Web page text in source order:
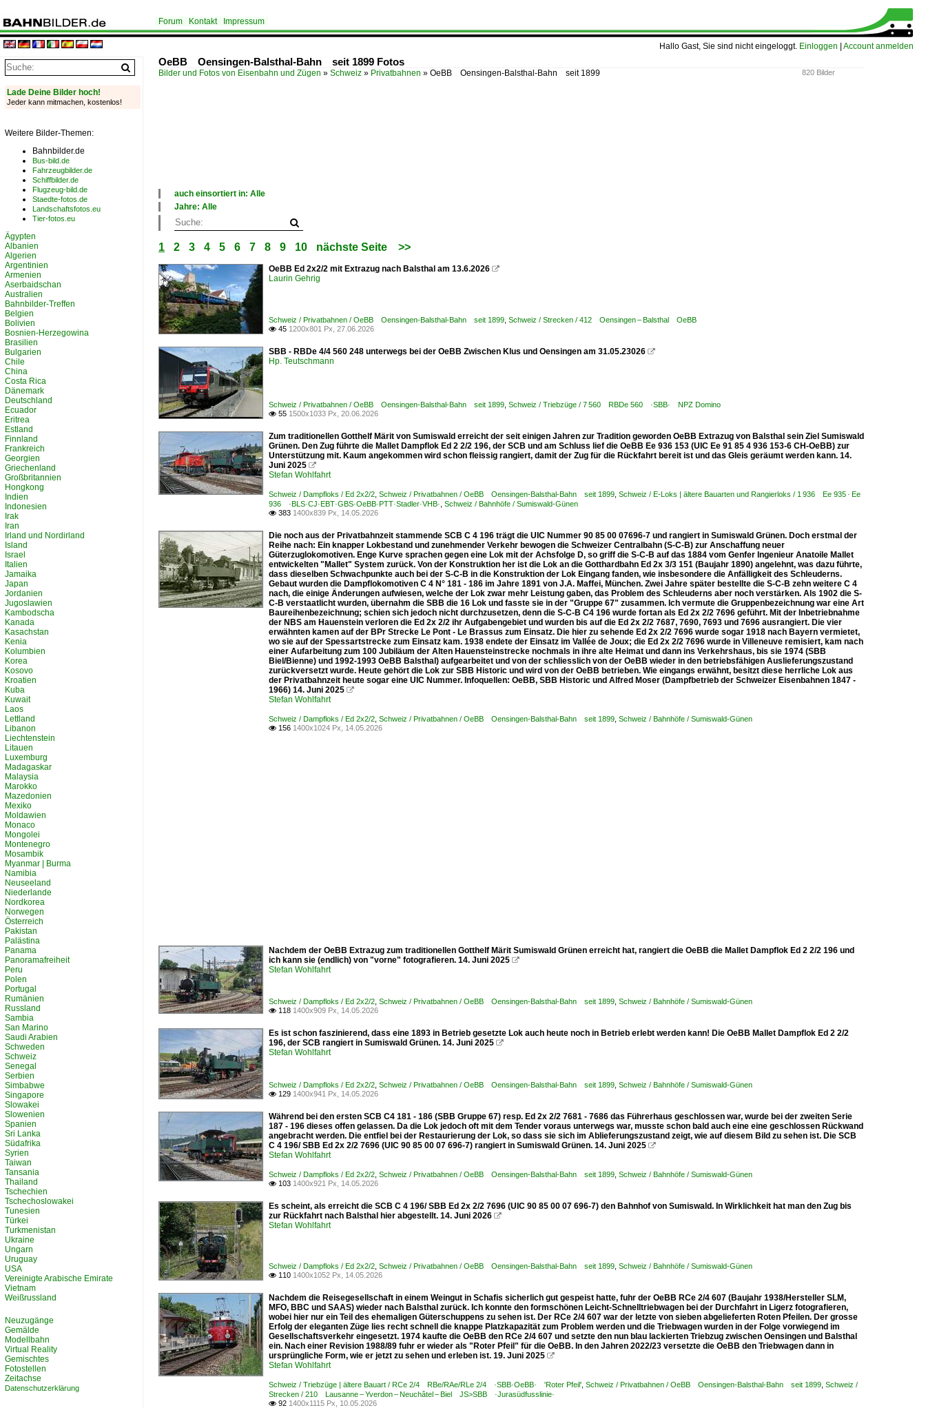
Hallo Gast, Sie sind nicht eingeloggt. Einloggen Account anmelden
Forum Kontakt Impressum
OeBB Oensingen-Balsthal-Bahn seit 1899 Fotos
820 Bilder
Bilder und Fotos von Eisenbahn und Zügen » Schweiz » Privatbahnen » OeBB Oensingen-Balsthal-Bahn seit 1899
auch einsortiert in: Alle
Deutschland
Schweiz
Jahre: Alle
Alle Jahre
1980
2000
2010
2020
1 2 3 4 5 6 7 8 9 10 nächste Seite >>
OeBB Ed 2x2/2 mit Extrazug nach Balsthal am 13.6.2026 
Laurin Gehrig
Schweiz / Privatbahnen / OeBB Oensingen-Balsthal-Bahn seit 1899 Schweiz / Strecken / 412 Oensingen – Balsthal OeBB
 45 1200x801 Px, 27.06.2026
SBB - RBDe 4/4 560 248 unterwegs bei der OeBB Zwischen Klus und Oensingen am 31.05.23026 
Hp. Teutschmann
Schweiz / Privatbahnen / OeBB Oensingen-Balsthal-Bahn seit 1899 Schweiz / Triebzüge / 7 560 RBDe 560 ·SBB· NPZ Domino
 55 1500x1033 Px, 20.06.2026
Zum traditionellen Gotthelf Märit von Sumiswald erreicht der seit einigen Jahren zur Tradition geworden OeBB Extrazug von Balsthal sein Ziel Sumiswald
Grünen. Den Zug führte die Mallet Dampflok Ed 2 2/2 196, der SCB und am Schluss lief die OeBB Ee 936 153 (UIC Ee 91 85 4 936 153-6 CH-OeBB) zur
Unterstützung mit. Kaum angekommen wird schon fleissig rangiert, damit der Zug für die Rückfahrt bereit ist und das Gleis geräumt werden kann. 14.
Juni 2025 
Stefan Wohlfahrt
Schweiz / Dampfloks / Ed 2x2/2 Schweiz / Privatbahnen / OeBB Oensingen-Balsthal-Bahn seit 1899 Schweiz / E-Loks | ältere Bauarten und Rangierloks / 1 936 Ee 935 · Ee
936 ·BLS·CJ·EBT·GBS·OeBB·PTT·Stadler·VHB· Schweiz / Bahnhöfe / Sumiswald-Günen
 383 1400x839 Px, 14.05.2026
Die noch aus der Privatbahnzeit stammende SCB C 4 196 trägt die UIC Nummer 90 85 00 07696-7 und rangiert in Sumiswald Grünen. Doch erstmal der
Reihe nach: Ein knapper Lokbestand und zunehmender Verkehr bewogen die Schweizer Centralbahn (S-C-B) zur Anschaffung neuer
Güterzuglokomotiven. Enge Kurve sprachen gegen eine Lok mit der Achsfolge D, so griff die S-C-B auf das 1884 vom Genfer Ingenieur Anatoile Mallet
entwickelten "Mallet" System zurück. Von der Konstruktion her ist die Lok an die Gotthardbahn Ed 2x 3/3 151 (Baujahr 1890) angelehnt, was dazu führte,
dass dieselben Schwachpunkte auch bei der S-C-B in die Konstruktion der Lok Eingang fanden, wie insbesondere die Anfälligkeit des Schleuderns.
Gebaut wurden die Dampflokomotiven C 4 N° 181 - 186 im Jahre 1891 von J.A. Maffei, München. Zwei Jahre später bestellte die S-C-B zehn weitere C 4
nach, die einige Änderungen aufwiesen, welche der Lok zwar mehr Leistung gaben, das Problem des Schleuderns aber noch verstärken. Als 1902 die S-
C-B verstaatlicht wurden, übernahm die SBB die 16 Lok und fasste sie in der "Gruppe 67" zusammen. Ich vermute die Gruppenbezeichnung war eine Art
Baureihenbezeichnung; schien sich jedoch nicht durchzusetzen, denn die S-C-B C4 196 wurde fortan als Ed 2x 2/2 7696 geführt. Mit der Inbetriebnahme
der NBS am Hauenstein verloren die Ed 2x 2/2 ihr Aufgabengebiet und wurden bis auf die Ed 2x 2/2 7687, 7690, 7693 und 7696 ausrangiert. Die vier
erwähnten kamen auf der BPr Strecke Le Pont - Le Brassus zum Einsatz. Die hier zu sehende Ed 2x 2/2 7696 wurde sogar 1918 nach Bayern vermietet,
wo sie auf der Spessartstrecke zum Einsatz kam. 1938 endete der Einsatz im Vallée de Joux; die Ed 2x 2/2 7696 wurde in Villeneuve remisiert, kam nach
einer Aufarbeitung zum 100 Jubiläum der Alten Hauensteinstrecke nochmals in ihre alte Heimat und dann ins Verkehrshaus, bis sie 1974 (SBB
Biel/Bienne) und 1992-1993 OeBB Balsthal) aufgearbeitet und von der schliesslich von der OeBB wieder in den betriebsfähigen Auslieferungszustand
zurückversetzt wurde. Heute gehört die Lok zur SBB Historic und wird von der OeBB betrieben. Wie eingangs erwähnt, besitzt diese herrliche Lok aus
der Privatbahnzeit heute sogar eine UIC Nummer. Infoquellen: OeBB, SBB Historic und Alfred Moser (Dampfbetrieb der Schweizer Eisenbahnen 1847 -
1966) 14. Juni 2025 
Stefan Wohlfahrt
Schweiz / Dampfloks / Ed 2x2/2 Schweiz / Privatbahnen / OeBB Oensingen-Balsthal-Bahn seit 1899 Schweiz / Bahnhöfe / Sumiswald-Günen
 156 1400x1024 Px, 14.05.2026
Nachdem der OeBB Extrazug zum traditionellen Gotthelf Märit Sumiswald Grünen erreicht hat, rangiert die OeBB die Mallet Dampflok Ed 2 2/2 196 und
ich kann sie (endlich) von "vorne" fotografieren. 14. Juni 2025 
Stefan Wohlfahrt
Schweiz / Dampfloks / Ed 2x2/2 Schweiz / Privatbahnen / OeBB Oensingen-Balsthal-Bahn seit 1899 Schweiz / Bahnhöfe / Sumiswald-Günen
 118 1400x909 Px, 14.05.2026
Es ist schon faszinierend, dass eine 1893 in Betrieb gesetzte Lok auch heute noch in Betrieb erlebt werden kann! Die OeBB Mallet Dampflok Ed 2 2/2
196, der SCB rangiert in Sumiswald Grünen. 14. Juni 2025 
Stefan Wohlfahrt
Schweiz / Dampfloks / Ed 2x2/2 Schweiz / Privatbahnen / OeBB Oensingen-Balsthal-Bahn seit 1899 Schweiz / Bahnhöfe / Sumiswald-Günen
 129 1400x941 Px, 14.05.2026
Während bei den ersten SCB C4 181 - 186 (SBB Gruppe 67) resp. Ed 2x 2/2 7681 - 7686 das Führerhaus geschlossen war, wurde bei der zweiten Serie
187 - 196 dieses offen gelassen. Da die Lok jedoch oft mit dem Tender voraus unterwegs war, musste schon bald auch eine eine geschlossen Rückwand
angebracht werden. Die entfiel bei der Restaurierung der Lok, so dass sie sich im Ablieferungszustand zeigt, wie auf diesem Bild zu sehen ist. Die SCB
C 4 196/ SBB Ed 2x 2/2 7696 (UIC 90 85 00 07 696-7) rangiert in Sumiswald Grünen. 14. Juni 2025 
Stefan Wohlfahrt
Schweiz / Dampfloks / Ed 2x2/2 Schweiz / Privatbahnen / OeBB Oensingen-Balsthal-Bahn seit 1899 Schweiz / Bahnhöfe / Sumiswald-Günen
 103 1400x921 Px, 14.05.2026
Es scheint, als erreicht die SCB C 4 196/ SBB Ed 2x 2/2 7696 (UIC 90 85 00 07 696-7) den Bahnhof von Sumiswald. In Wirklichkeit hat man den Zug bis
zur Rückfahrt nach Balsthal hier abgestellt. 14. Juni 2026 
Stefan Wohlfahrt
Schweiz / Dampfloks / Ed 2x2/2 Schweiz / Privatbahnen / OeBB Oensingen-Balsthal-Bahn seit 1899 Schweiz / Bahnhöfe / Sumiswald-Günen
 110 1400x1052 Px, 14.05.2026
Nachdem die Reisegesellschaft in einem Weingut in Schafis sicherlich gut gespeist hatte, fuhr der OeBB RCe 2/4 607 (Baujahr 1938/Hersteller SLM,
MFO, BBC und SAAS) wieder nach Balsthal zurück. Ich konnte den formschönen Leicht-Schnelltriebwagen bei der Durchfahrt in Ligerz fotografieren,
wobei hier nur ein Teil des ehemaligen Güterschuppens zu sehen ist. Der RCe 2/4 607 war der letzte von sieben abgelieferten Roten Pfeilen. Der grosse
Erfolg der eleganten Züge lies recht schnell die knappe Platzkapazität zum Problem werden und die Triebwagen wurden in der Folge vorwiegend im
Gesellschaftsverkehr eingesetzt. 1974 kaufte die OeBB den RCe 2/4 607 und setzte den nun blau lackierten Triebzug zwischen Oensingen und Balsthal
ein. Nach einer Revision 1988/89 fuhr er wieder als "Roter Pfeil" für die OeBB. In den Jahren 2022/23 versetzte die OeBB den Triebwagen dann in
ursprüngliche Form, wie er jetzt zu sehen und erleben ist. 19. Juni 2025 
Stefan Wohlfahrt
Schweiz / Triebzüge | ältere Bauart / RCe 2/4 RBe/RAe/RLe 2/4 ·SBB·OeBB· 'Roter Pfeil' Schweiz / Privatbahnen / OeBB Oensingen-Balsthal-Bahn seit 1899 Schweiz /
Strecken / 210 Lausanne – Yverdon – Neuchâtel – Biel JS>SBB ·Jurasüdfusslinie·
 92 1400x1115 Px, 10.05.2026
Lade Deine Bilder hoch!
Jeder kann mitmachen, kostenlos!
Weitere Bilder-Themen:
Bahnbilder.de
Bus-bild.de
Fahrzeugbilder.de
Schiffbilder.de
Flugzeug-bild.de
Staedte-fotos.de
Landschaftsfotos.eu
Tier-fotos.eu
Ägypten
Albanien
Algerien
Argentinien
Armenien
Aserbaidschan
Australien
Bahnbilder-Treffen
Belgien
Bolivien
Bosnien-Herzegowina
Brasilien
Bulgarien
Chile
China
Costa Rica
Dänemark
Deutschland
Ecuador
Eritrea
Estland
Finnland
Frankreich
Georgien
Griechenland
Großbritannien
Hongkong
Indien
Indonesien
Irak
Iran
Irland und Nordirland
Island
Israel
Italien
Jamaika
Japan
Jordanien
Jugoslawien
Kambodscha
Kanada
Kasachstan
Kenia
Kolumbien
Korea
Kosovo
Kroatien
Kuba
Kuwait
Laos
Lettland
Libanon
Liechtenstein
Litauen
Luxemburg
Madagaskar
Malaysia
Marokko
Mazedonien
Mexiko
Moldawien
Monaco
Mongolei
Montenegro
Mosambik
Myanmar | Burma
Namibia
Neuseeland
Niederlande
Nordkorea
Norwegen
Österreich
Pakistan
Palästina
Panama
Panoramafreiheit
Peru
Polen
Portugal
Rumänien
Russland
Sambia
San Marino
Saudi Arabien
Schweden
Schweiz
Senegal
Serbien
Simbabwe
Singapore
Slowakei
Slowenien
Spanien
Sri Lanka
Südafrika
Syrien
Taiwan
Tansania
Thailand
Tschechien
Tschechoslowakei
Tunesien
Türkei
Turkmenistan
Ukraine
Ungarn
Uruguay
USA
Vereinigte Arabische Emirate
Vietnam
Weißrussland
Neuzugänge
Gemälde
Modellbahn
Virtual Reality
Gemischtes
Fotostellen
Zeitachse
Datenschutzerklärung